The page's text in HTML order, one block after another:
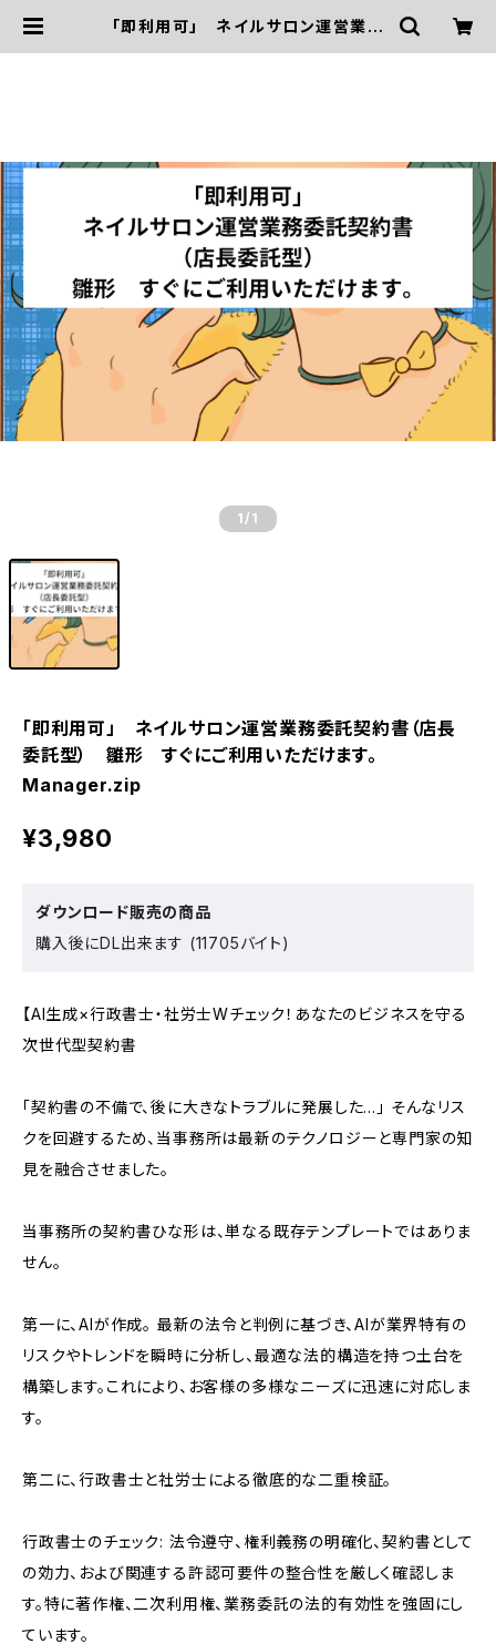
「即利用可」 ネイルサロン運営業務
1 /1
「即利用可」 ネイルサロン運営業務委託契約書（店長
委託型） 雛形 すぐにご利用いただけます。
Manager.zip
¥3,980
ダウンロード販売の商品
購入後にDL出来ます (11705バイト)
【AI生成×行政書士・社労士Wチェック！あなたのビジネスを守る
次世代型契約書
「契約書の不備で、後に大きなトラブルに発展した…」 そんなリス
クを回避するため、当事務所は最新のテクノロジーと専門家の知
見を融合させました。
当事務所の契約書ひな形は、単なる既存テンプレートではありま
せん。
第一に、AIが作成。 最新の法令と判例に基づき、AIが業界特有の
リスクやトレンドを瞬時に分析し、最適な法的構造を持つ土台を
構築します。これにより、お客様の多様なニーズに迅速に対応しま
す。
第二に、行政書士と社労士による徹底的な二重検証。
行政書士のチェック: 法令遵守、権利義務の明確化、契約書として
の効力、および関連する許認可要件の整合性を厳しく確認しま
す。特に著作権、二次利用権、業務委託の法的有効性を強固にし
ています。